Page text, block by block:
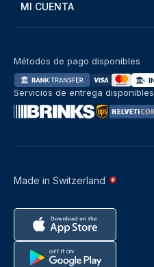
MI CUENTA
Made in Switzerland
Métodos de pago disponibles
Servicios de entrega disponibles